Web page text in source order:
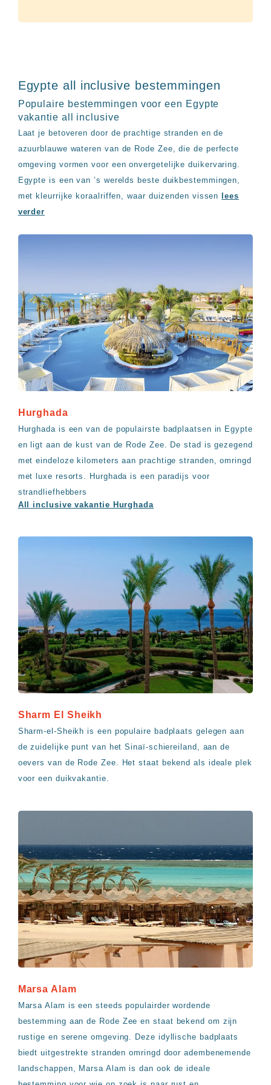
Egypte all inclusive bestemmingen
Populaire bestemmingen voor een Egypte
vakantie all inclusive
Laat je betoveren door de prachtige stranden en de
azuurblauwe wateren van de Rode Zee, die de perfecte
omgeving vormen voor een onvergetelijke duikervaring.
Egypte is een van ’s werelds beste duikbestemmingen,
met kleurrijke koraalriffen, waar duizenden vissen
lees
verder
Hurghada
Hurghada is een van de populairste badplaatsen in Egypte
en ligt aan de kust van de Rode Zee. De stad is gezegend
met eindeloze kilometers aan prachtige stranden, omringd
met luxe resorts. Hurghada is een paradijs voor
strandliefhebbers
All inclusive vakantie Hurghada
Sharm El Sheikh
Sharm-el-Sheikh is een populaire badplaats gelegen aan
de zuidelijke punt van het Sinaï-schiereiland, aan de
oevers van de Rode Zee. Het staat bekend als ideale plek
voor een duikvakantie.
Marsa Alam
Marsa Alam is een steeds populairder wordende
bestemming aan de Rode Zee en staat bekend om zijn
rustige en serene omgeving. Deze idyllische badplaats
biedt uitgestrekte stranden omringd door adembenemende
landschappen, Marsa Alam is dan ook de ideale